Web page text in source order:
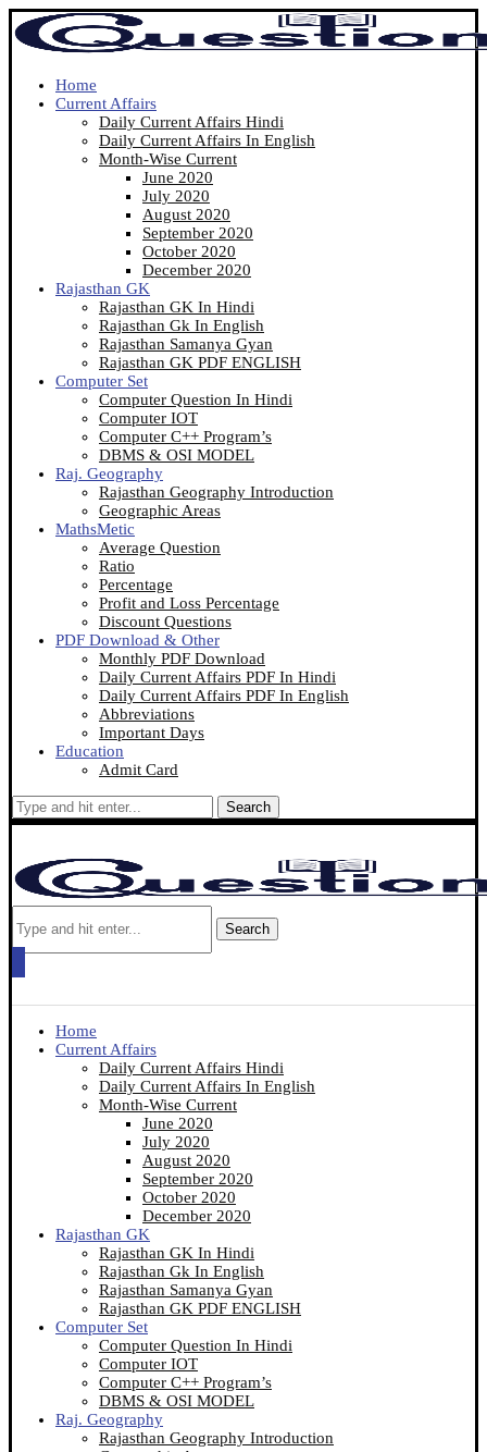
Home
Current Affairs
Daily Current Affairs Hindi
Daily Current Affairs In English
Month-Wise Current
June 2020
July 2020
August 2020
September 2020
October 2020
December 2020
Rajasthan GK
Rajasthan GK In Hindi
Rajasthan Gk In English
Rajasthan Samanya Gyan
Rajasthan GK PDF ENGLISH
Computer Set
Computer Question In Hindi
Computer IOT
Computer C++ Program’s
DBMS & OSI MODEL
Raj. Geography
Rajasthan Geography Introduction
Geographic Areas
MathsMetic
Average Question
Ratio
Percentage
Profit and Loss Percentage
Discount Questions
PDF Download & Other
Monthly PDF Download
Daily Current Affairs PDF In Hindi
Daily Current Affairs PDF In English
Abbreviations
Important Days
Education
Admit Card
Search
Search
Home
Current Affairs
Daily Current Affairs Hindi
Daily Current Affairs In English
Month-Wise Current
June 2020
July 2020
August 2020
September 2020
October 2020
December 2020
Rajasthan GK
Rajasthan GK In Hindi
Rajasthan Gk In English
Rajasthan Samanya Gyan
Rajasthan GK PDF ENGLISH
Computer Set
Computer Question In Hindi
Computer IOT
Computer C++ Program’s
DBMS & OSI MODEL
Raj. Geography
Rajasthan Geography Introduction